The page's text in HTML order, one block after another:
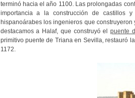
terminó hacia el año 1100. Las prolongadas
importancia a la construcción de castillos
hispanoárabes los ingenieros que
destacamos a Halaf, que construyó elpuente
primitivo puente de Triana en Sevilla, restauró
1172.